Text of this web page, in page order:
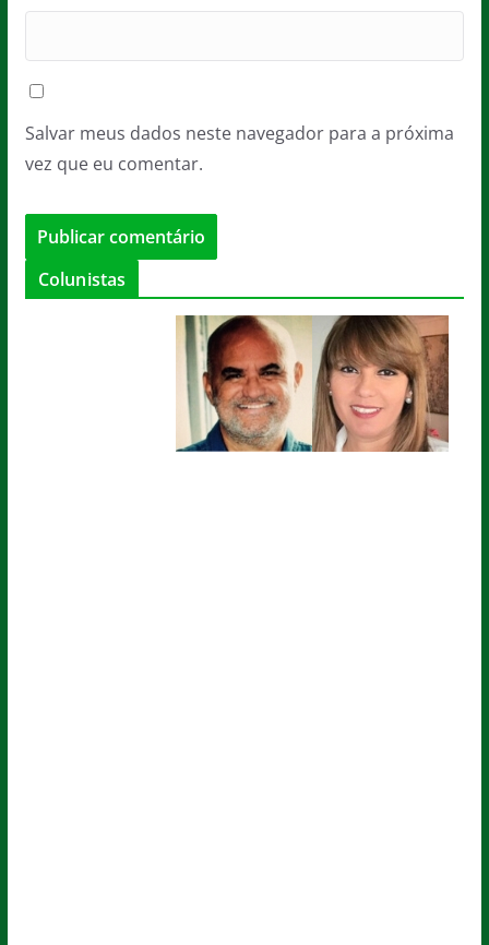
Salvar meus dados neste navegador para a próxima
vez que eu comentar.
Colunistas